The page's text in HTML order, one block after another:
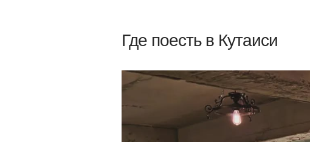
Где поесть в Кутаиси